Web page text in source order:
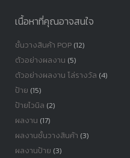
เนื้อหาที่คุณอาจสนใจ
ชั้นวางสินค้า POP(12)
ตัวอย่างผลงาน (5)
ตัวอย่างผลงาน โล่รางวัล (4)
ป้าย (15)
ป้ายไวนิล (2)
ผลงาน (17)
ผลงานชั้นวางสินค้า (3)
ผลงานป้าย (3)